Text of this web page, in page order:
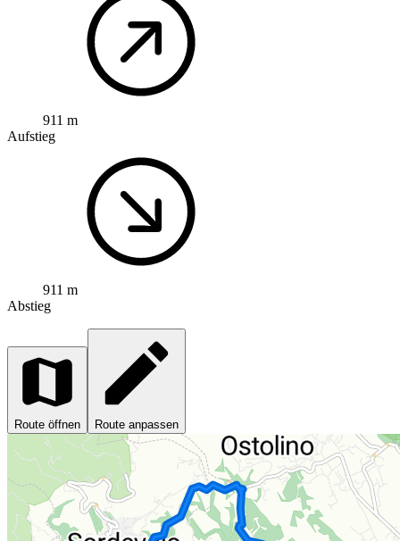
911 m
Aufstieg
911 m
Abstieg
Route öffnen Route anpassen